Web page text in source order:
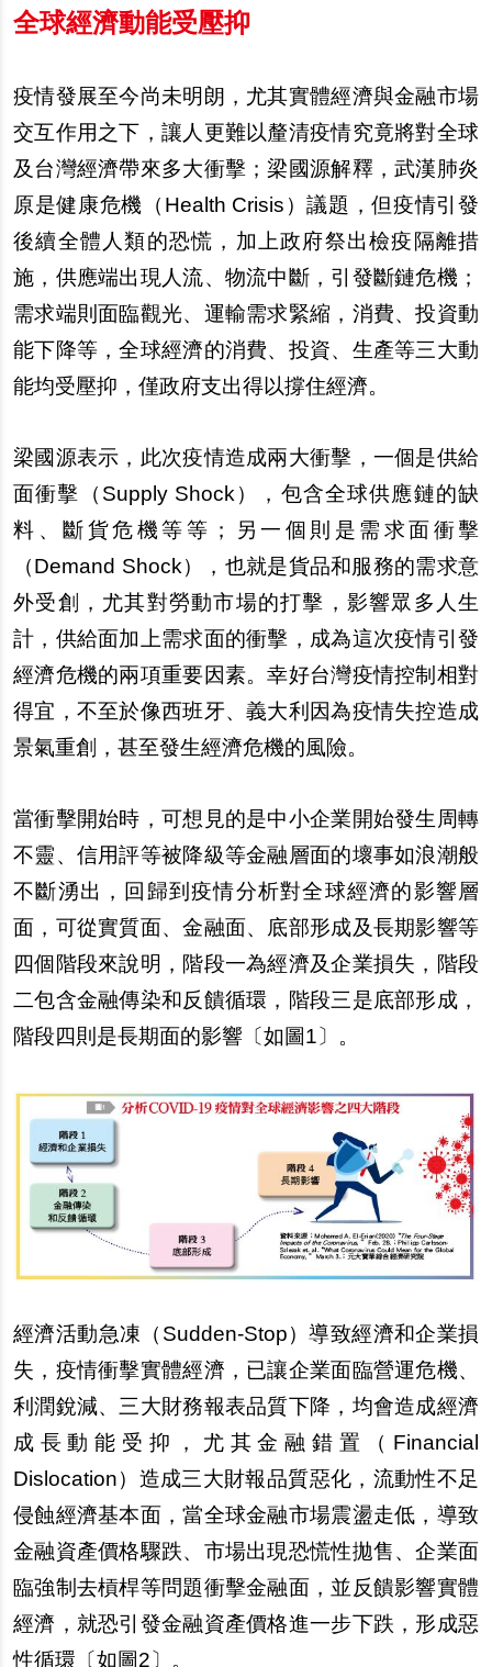
全球經濟動能受壓抑
疫情發展至今尚未明朗，尤其實體經濟與金融市場
交互作用之下，讓人更難以釐清疫情究竟將對全球
及台灣經濟帶來多大衝擊；梁國源解釋，武漢肺炎
原是健康危機（Health Crisis）議題，但疫情引發
後續全體人類的恐慌，加上政府祭出檢疫隔離措
施，供應端出現人流、物流中斷，引發斷鏈危機；
需求端則面臨觀光、運輸需求緊縮，消費、投資動
能下降等，全球經濟的消費、投資、生產等三大動
能均受壓抑，僅政府支出得以撐住經濟。
梁國源表示，此次疫情造成兩大衝擊，一個是供給
面衝擊（Supply Shock），包含全球供應鏈的缺
料、斷貨危機等等；另一個則是需求面衝擊
（Demand Shock），也就是貨品和服務的需求意
外受創，尤其對勞動市場的打擊，影響眾多人生
計，供給面加上需求面的衝擊，成為這次疫情引發
經濟危機的兩項重要因素。幸好台灣疫情控制相對
得宜，不至於像西班牙、義大利因為疫情失控造成
景氣重創，甚至發生經濟危機的風險。
當衝擊開始時，可想見的是中小企業開始發生周轉
不靈、信用評等被降級等金融層面的壞事如浪潮般
不斷湧出，回歸到疫情分析對全球經濟的影響層
面，可從實質面、金融面、底部形成及長期影響等
四個階段來說明，階段一為經濟及企業損失，階段
二包含金融傳染和反饋循環，階段三是底部形成，
階段四則是長期面的影響〔如圖1〕。
經濟活動急凍（Sudden-Stop）導致經濟和企業損
失，疫情衝擊實體經濟，已讓企業面臨營運危機、
利潤銳減、三大財務報表品質下降，均會造成經濟
成長動能受抑，尤其金融錯置（Financial
Dislocation）造成三大財報品質惡化，流動性不足
侵蝕經濟基本面，當全球金融市場震盪走低，導致
金融資產價格驟跌、市場出現恐慌性拋售、企業面
臨強制去槓桿等問題衝擊金融面，並反饋影響實體
經濟，就恐引發金融資產價格進一步下跌，形成惡
性循環〔如圖2〕。